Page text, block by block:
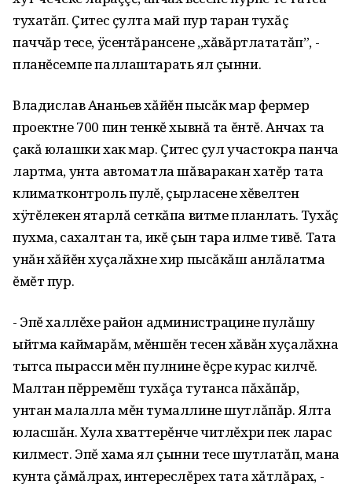
тухатăп. Çитес çулта май пур таран тухăç
паччăр тесе, ÿсентăрансене „хăвăртлататăп”, -
планĕсемпе паллаштарать ял çынни.
Владислав Ананьев хăйĕн пысăк мар фермер
проектне 700 пин тенкĕ хывнă та ĕнтĕ. Анчах та
çакă юлашки хак мар. Çитес çул участокра панча
лартма, унта автоматла шăваракан хатĕр тата
климатконтроль пулĕ, çырласене хĕвелтен
хÿтĕлекен ятарлă сеткăпа витме планлать. Тухăç
пухма, сахалтан та, икĕ çын тара илме тивĕ. Тата
унăн хăйĕн хуçалăхне хир пысăкăш анлăлатма
ĕмĕт пур.
- Эпĕ халлĕхе район администрацине пулăшу
ыйтма каймарăм, мĕншĕн тесен хăвăн хуçалăхна
тытса пырасси мĕн пулнине ĕçре курас килчĕ.
Малтан пĕрремĕш тухăçа тутанса пăхăпăр,
унтан малалла мĕн тумаллине шутлăпăр. Ялта
юласшăн. Хула хваттерĕнче читлĕхри пек ларас
килмест. Эпĕ хама ял çынни тесе шутлатăп, мана
кунта çăмăлрах, интереслĕрех тата хăтлăрах, -